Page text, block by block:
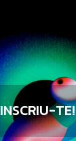
INSCRIU-TE!